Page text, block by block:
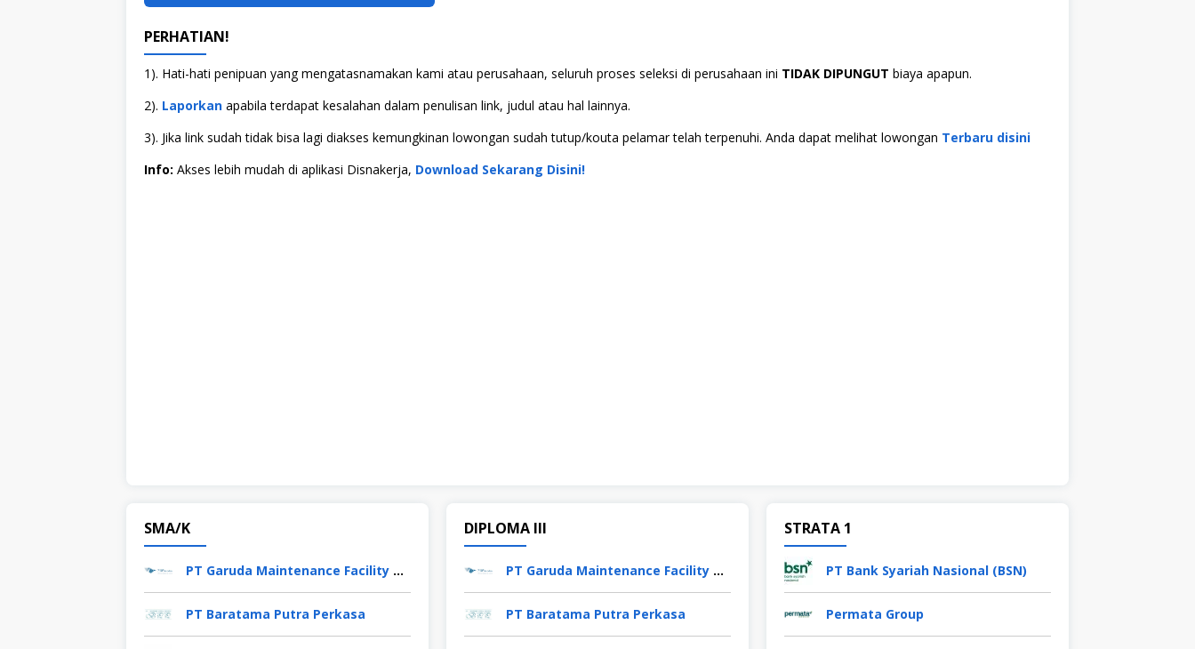
PERHATIAN!
1). Hati-hati penipuan yang mengatasnamakan kami atau perusahaan, seluruh proses seleksi di perusahaan ini TIDAK DIPUNGUT biaya apapun.
2). Laporkan apabila terdapat kesalahan dalam penulisan link, judul atau hal lainnya.
3). Jika link sudah tidak bisa lagi diakses kemungkinan lowongan sudah tutup/kouta pelamar telah terpenuhi. Anda dapat melihat lowongan Terbaru disini
Info: Akses lebih mudah di aplikasi Disnakerja, Download Sekarang Disini!
SMA/K
PT Garuda Maintenance Facility Aero Asia Tbk
PT Baratama Putra Perkasa
DIPLOMA III
PT Garuda Maintenance Facility Aero Asia Tbk
PT Baratama Putra Perkasa
STRATA 1
PT Bank Syariah Nasional (BSN)
Permata Group